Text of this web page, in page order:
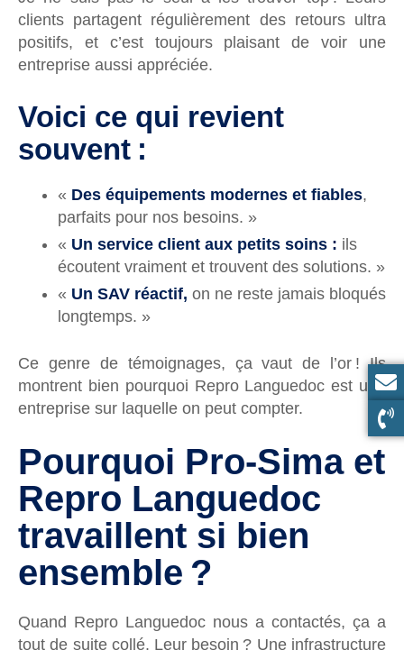
clients partagent régulièrement des retours ultra
positifs, et c’est toujours plaisant de voir une
entreprise aussi appréciée.
Voici ce qui revient
souvent :
« Des équipements modernes et fiables,
parfaits pour nos besoins. »
« Un service client aux petits soins : ils
écoutent vraiment et trouvent des solutions. »
« Un SAV réactif, on ne reste jamais bloqués
longtemps. »
Ce genre de témoignages, ça vaut de l’or ! Ils
montrent bien pourquoi Repro Languedoc est une
entreprise sur laquelle on peut compter.
Pourquoi Pro-Sima et
Repro Languedoc
travaillent si bien
ensemble ?
Quand Repro Languedoc nous a contactés, ça a
tout de suite collé. Leur besoin ? Une infrastructure